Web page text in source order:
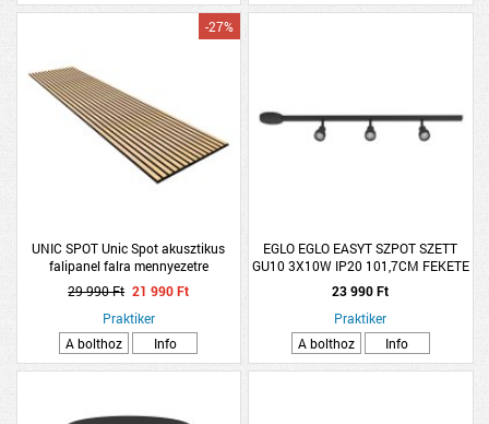
UNIC SPOT Unic Spot akusztikus
falipanel falra mennyezetre
filcréteggel 60x240cm pezsgő
-27%
29 990 Ft 21 990 Ft
Praktiker
A bolthoz
Info
EGLO EGLO EASYT SZPOT SZETT
GU10 3X10W IP20 101,7CM FEKETE
23 990 Ft
Praktiker
A bolthoz
Info